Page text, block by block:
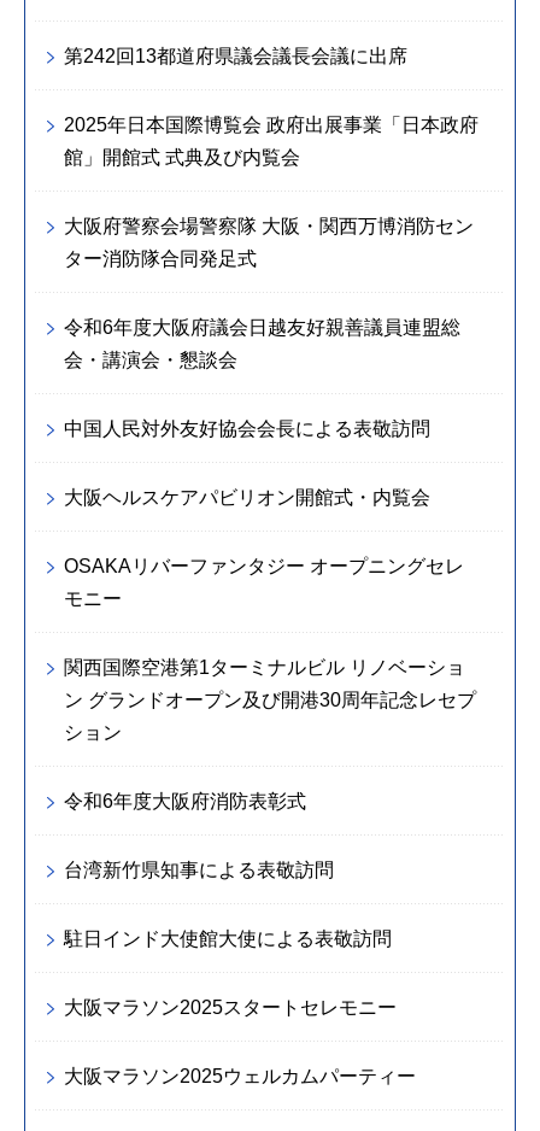
第242回13都道府県議会議長会議に出席
2025年日本国際博覧会 政府出展事業「日本政府
館」開館式 式典及び内覧会
大阪府警察会場警察隊 大阪・関西万博消防セン
ター消防隊合同発足式
令和6年度大阪府議会日越友好親善議員連盟総
会・講演会・懇談会
中国人民対外友好協会会長による表敬訪問
大阪ヘルスケアパビリオン開館式・内覧会
OSAKAリバーファンタジー オープニングセレ
モニー
関西国際空港第1ターミナルビル リノベーショ
ン グランドオープン及び開港30周年記念レセプ
ション
令和6年度大阪府消防表彰式
台湾新竹県知事による表敬訪問
駐日インド大使館大使による表敬訪問
大阪マラソン2025スタートセレモニー
大阪マラソン2025ウェルカムパーティー